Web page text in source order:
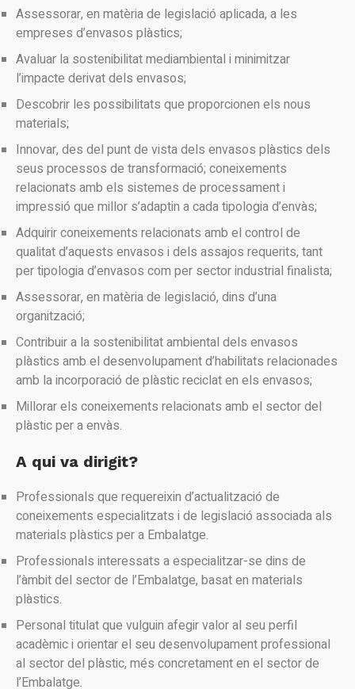
Assessorar, en matèria de legislació aplicada, a les
empreses d’envasos plàstics;
Avaluar la sostenibilitat mediambiental i minimitzar
l’impacte derivat dels envasos;
Descobrir les possibilitats que proporcionen els nous
materials;
Innovar, des del punt de vista dels envasos plàstics dels
seus processos de transformació; coneixements
relacionats amb els sistemes de processament i
impressió que millor s’adaptin a cada tipologia d’envàs;
Adquirir coneixements relacionats amb el control de
qualitat d’aquests envasos i dels assajos requerits, tant
per tipologia d’envasos com per sector industrial finalista;
Assessorar, en matèria de legislació, dins d’una
organització;
Contribuir a la sostenibilitat ambiental dels envasos
plàstics amb el desenvolupament d’habilitats relacionades
amb la incorporació de plàstic reciclat en els envasos;
Millorar els coneixements relacionats amb el sector del
plàstic per a envàs.
A qui va dirigit?
Professionals que requereixin d’actualització de
coneixements especialitzats i de legislació associada als
materials plàstics per a Embalatge.
Professionals interessats a especialitzar-se dins de
l’àmbit del sector de l’Embalatge, basat en materials
plàstics.
Personal titulat que vulguin afegir valor al seu perfil
acadèmic i orientar el seu desenvolupament professional
al sector del plàstic, més concretament en el sector de
l’Embalatge.